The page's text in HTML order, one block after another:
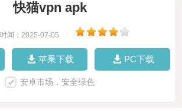
快猫vpn apk
时间：2025-07-05
苹果下载 PC下载
安卓市场，安全绿色